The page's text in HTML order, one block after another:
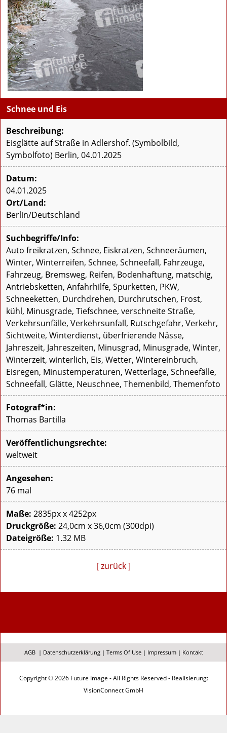
Schnee und Eis
Beschreibung:
Eisglätte auf Straße in Adlershof. (Symbolbild,
Symbolfoto) Berlin, 04.01.2025
Datum:
04.01.2025
Ort/Land:
Berlin/Deutschland
Suchbegriffe/Info:
Auto freikratzen, Schnee, Eiskratzen, Schneeräumen,
Winter, Winterreifen, Schnee, Schneefall, Fahrzeuge,
Fahrzeug, Bremsweg, Reifen, Bodenhaftung, matschig,
Antriebsketten, Anfahrhilfe, Spurketten, PKW,
Schneeketten, Durchdrehen, Durchrutschen, Frost,
kühl, Minusgrade, Tiefschnee, verschneite Straße,
Verkehrsunfälle, Verkehrsunfall, Rutschgefahr, Verkehr,
Sichtweite, Winterdienst, überfrierende Nässe,
Jahreszeit, Jahreszeiten, Minusgrad, Minusgrade, Winter,
Winterzeit, winterlich, Eis, Wetter, Wintereinbruch,
Eisregen, Minustemperaturen, Wetterlage, Schneefälle,
Schneefall, Glätte, Neuschnee, Themenbild, Themenfoto
Fotograf*in:
Thomas Bartilla
Veröffentlichungsrechte:
weltweit
Angesehen:
76 mal
Maße: 2835px x 4252px
Druckgröße: 24,0cm x 36,0cm (300dpi)
Dateigröße: 1.32 MB
[ zurück ]
AGB | Datenschutzerklärung| Terms Of Use| Impressum| Kontakt
Copyright © 2026 Future Image - All Rights Reserved - Realisierung:
VisionConnect GmbH